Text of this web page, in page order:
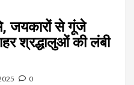
जयकारों से गूंजे
श्रद्धालुओं की लंबी
0